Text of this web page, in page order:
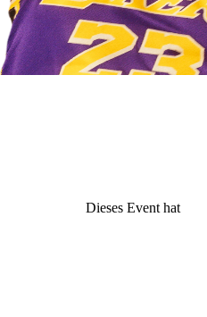
Dieses Event hat